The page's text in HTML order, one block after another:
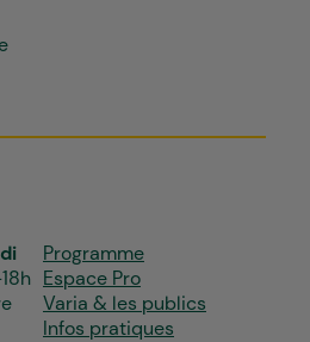
Programme
Espace Pro
Varia & les publics
Infos pratiques